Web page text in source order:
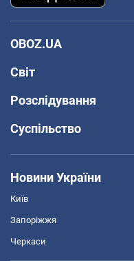
OBOZ.UA
Світ
Розслідування
Суспільство
Новини України
Київ
Запоріжжя
Черкаси